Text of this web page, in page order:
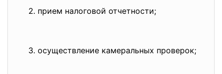
прием налоговой отчетности;
осуществление камеральных проверок;